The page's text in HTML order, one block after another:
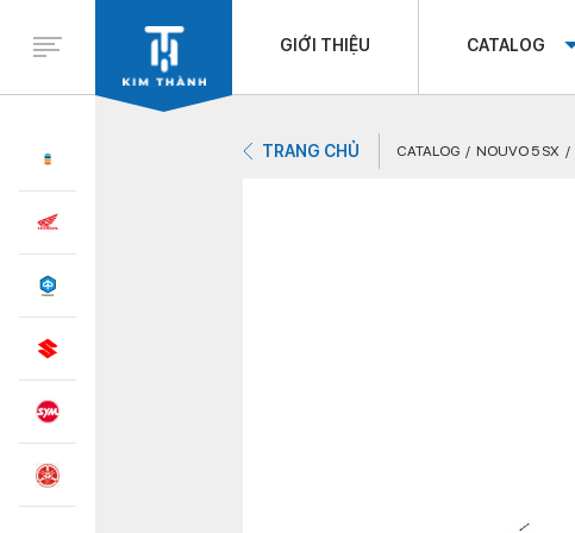
GIỚI THIỆU CATALOG
TRANG CHỦ CATALOG NOUVO 5 SX